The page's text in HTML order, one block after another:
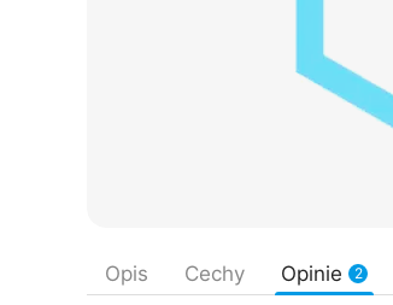
Opis Cechy Opinie 2